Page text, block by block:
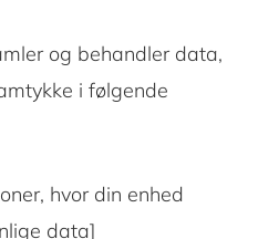
og behandler data,
i følgende
hvor din enhed
data]